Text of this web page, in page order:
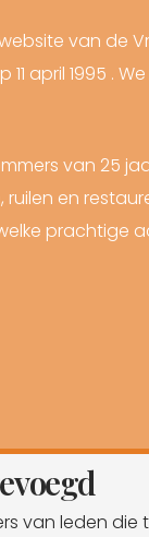
van de
april 1995 .
van 25
en
prachtige
van leden